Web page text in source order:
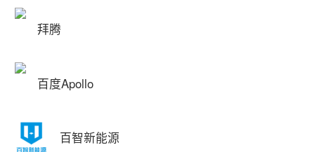
拜腾
百度Apollo
百智新能源